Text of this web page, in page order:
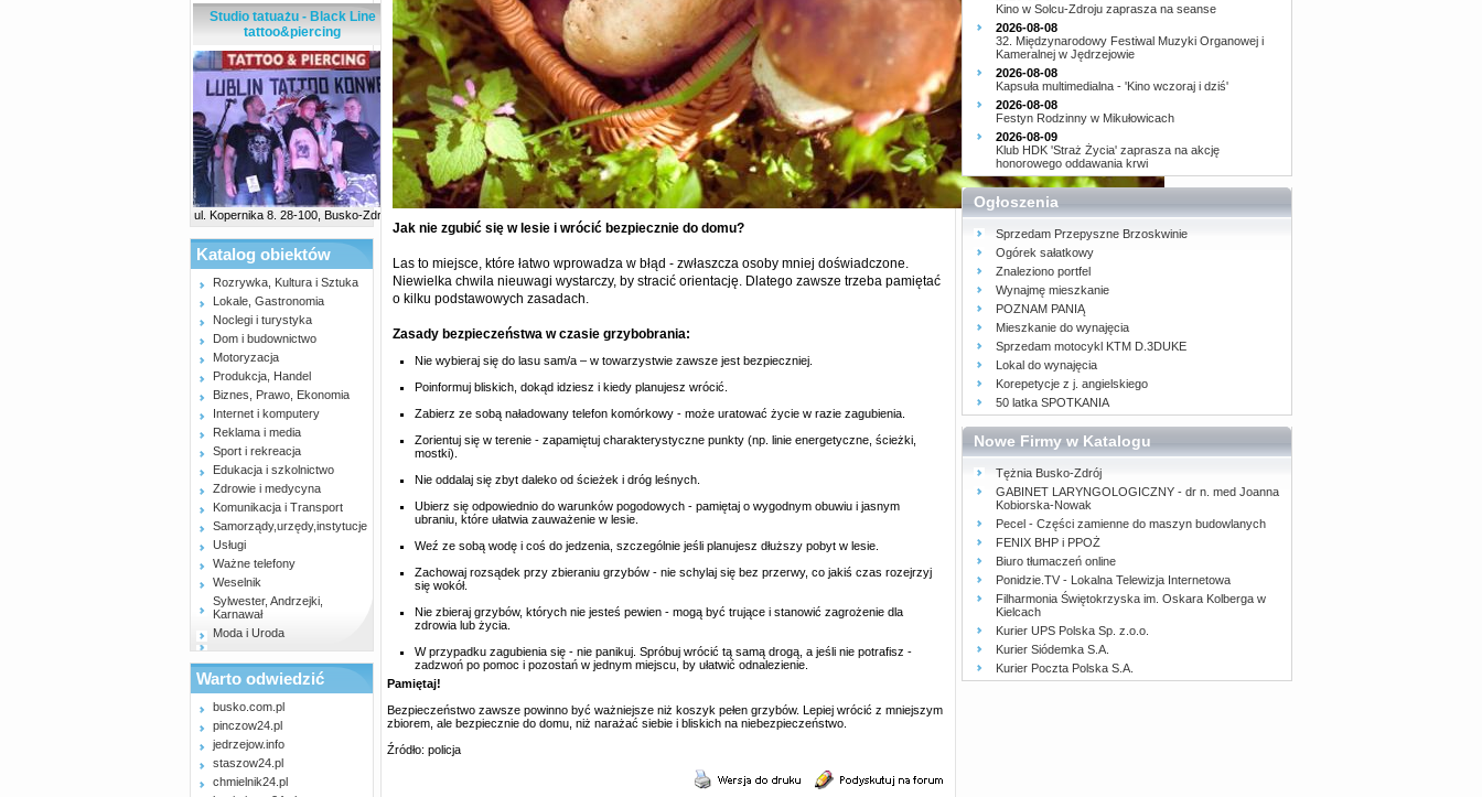
Studio tatuażu - Black Line
tattoo&piercing
ul. Kopernika 8. 28-100, Busko-Zdrój
Katalog obiektów
Rozrywka, Kultura i Sztuka
Lokale, Gastronomia
Noclegi i turystyka
Dom i budownictwo
Motoryzacja
Produkcja, Handel
Biznes, Prawo, Ekonomia
Internet i komputery
Reklama i media
Sport i rekreacja
Edukacja i szkolnictwo
Zdrowie i medycyna
Komunikacja i Transport
Samorządy,urzędy,instytucje
Usługi
Ważne telefony
Weselnik
Sylwester, Andrzejki,
Karnawał
Moda i Uroda
Warto odwiedzić
busko.com.pl
pinczow24.pl
jedrzejow.info
staszow24.pl
chmielnik24.pl
Jak nie zgubić się w lesie i wrócić bezpiecznie do domu?
Las to miejsce, które łatwo wprowadza w błąd - zwłaszcza osoby mniej doświadczone.
Niewielka chwila nieuwagi wystarczy, by stracić orientację. Dlatego zawsze trzeba pamiętać
o kilku podstawowych zasadach.
Zasady bezpieczeństwa w czasie grzybobrania:
Nie wybieraj się do lasu sam/a – w towarzystwie zawsze jest bezpieczniej.
Poinformuj bliskich, dokąd idziesz i kiedy planujesz wrócić.
Zabierz ze sobą naładowany telefon komórkowy - może uratować życie w razie zagubienia.
Zorientuj się w terenie - zapamiętuj charakterystyczne punkty (np. linie energetyczne, ścieżki,
mostki).
Nie oddalaj się zbyt daleko od ścieżek i dróg leśnych.
Ubierz się odpowiednio do warunków pogodowych - pamiętaj o wygodnym obuwiu i jasnym
ubraniu, które ułatwia zauważenie w lesie.
Weź ze sobą wodę i coś do jedzenia, szczególnie jeśli planujesz dłuższy pobyt w lesie.
Zachowaj rozsądek przy zbieraniu grzybów - nie schylaj się bez przerwy, co jakiś czas rozejrzyj
się wokół.
Nie zbieraj grzybów, których nie jesteś pewien - mogą być trujące i stanowić zagrożenie dla
zdrowia lub życia.
W przypadku zagubienia się - nie panikuj. Spróbuj wrócić tą samą drogą, a jeśli nie potrafisz -
zadzwoń po pomoc i pozostań w jednym miejscu, by ułatwić odnalezienie.
Pamiętaj!
Bezpieczeństwo zawsze powinno być ważniejsze niż koszyk pełen grzybów. Lepiej wrócić z mniejszym
zbiorem, ale bezpiecznie do domu, niż narażać siebie i bliskich na niebezpieczeństwo.
Źródło: policja
Kino w Solcu-Zdroju zaprasza na seanse
2026-08-08
32. Międzynarodowy Festiwal Muzyki Organowej i
Kameralnej w Jędrzejowie
2026-08-08
Kapsuła multimedialna - 'Kino wczoraj i dziś'
2026-08-08
Festyn Rodzinny w Mikułowicach
2026-08-09
Klub HDK 'Straż Życia' zaprasza na akcję
honorowego oddawania krwi
Ogłoszenia
Sprzedam Przepyszne Brzoskwinie
Ogórek sałatkowy
Znaleziono portfel
Wynajmę mieszkanie
POZNAM PANIĄ
Mieszkanie do wynajęcia
Sprzedam motocykl KTM D.3DUKE
Lokal do wynajęcia
Korepetycje z j. angielskiego
50 latka SPOTKANIA
Nowe Firmy w Katalogu
Tężnia Busko-Zdrój
GABINET LARYNGOLOGICZNY - dr n. med Joanna
Kobiorska-Nowak
Pecel - Części zamienne do maszyn budowlanych
FENIX BHP i PPOŻ
Biuro tłumaczeń online
Ponidzie.TV - Lokalna Telewizja Internetowa
Filharmonia Świętokrzyska im. Oskara Kolberga w
Kielcach
Kurier UPS Polska Sp. z.o.o.
Kurier Siódemka S.A.
Kurier Poczta Polska S.A.